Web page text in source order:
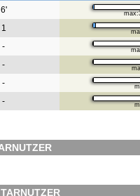
6'
1
-
-
-
-